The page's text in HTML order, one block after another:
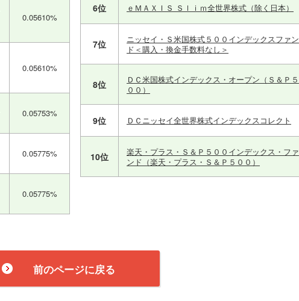
0.05610%
0.05610%
0.05753%
0.05775%
0.05775%
6位 ｅＭＡＸＩＳ Ｓｌｉｍ全世界株式（除く日本）
7位
ニッセイ・Ｓ米国株式５００インデックスファン
ド＜購入・換金手数料なし＞
8位
ＤＣ米国株式インデックス・オープン（Ｓ＆Ｐ５
００）
9位 ＤＣニッセイ全世界株式インデックスコレクト
10位
楽天・プラス・Ｓ＆Ｐ５００インデックス・ファ
ンド（楽天・プラス・Ｓ＆Ｐ５００）
前のページに戻る